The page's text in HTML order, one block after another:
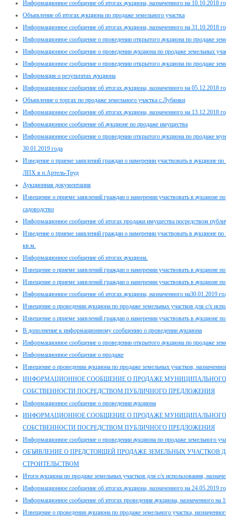
Информационное сообщение об итогах аукциона, назначенного на 10.10.2018
Объявление об итогах аукциона по продаже земельного участка
Информационное сообщение об итогах аукциона, назначенного на 31.10.2018
Информационное сообщение о проведении открытого аукциона по продаже
Информационное сообщение о проведении аукциона по продаже земельных
Информационное сообщение о проведении открытого аукциона по продаже
Информация о результатах аукциона
Информационное сообщение об итогах аукциона, назначенного на 05.12.2018
Объявление о торгах по продаже земельного участка с.Лубянки
Информационное сообщение об итогах аукциона, назначенного на 13.12.2018
Информационное сообщение об аукционе по продаже имущества
Информационное сообщение о проведении открытого аукциона по продаже
30.01.2019 года
Изведение о приеме заявлений граждан о намерении участвовать в аукционе
ЛПХ в п.Артель-Труд
Аукционная документация
Извещение о приеме заявлений граждан о намерении участвовать в аукционе
садоводство
Информационное сообщение об итогах продажи имущества посредством
Изведение о приеме заявлений граждан о намерении участвовать в аукционе
кв.м.
Информационное сообщение об итогах аукциона.
Извещение о приеме заявлений граждан о намерении участвовать в аукционе
Извещение о приеме заявлений граждан о намерении участвовать в аукционе
Информационное сообщение об итогах аукциона, назначенного на30.01.2019
Извещение о проведении аукциона по продаже земельных участков для с/х
Извещение о приеме заявлений граждан о намерении участвовать в аукционе
В дополнение к информационному сообщению о проведении аукциона
Информационное сообщение о проведении открытого аукциона по продаже
Информационное сообщение о продаже
Извещение о проведении аукциона по продаже земельных участков,
ИНФОРМАЦИОННОЕ СООБЩЕНИЕ О ПРОДАЖЕ
СОБСТВЕННОСТИ ПОСРЕДСТВОМ ПУБЛИЧНОГО ПРЕДЛОЖЕНИЯ
Информационное сообщение о проведении аукциона
ИНФОРМАЦИОННОЕ СООБЩЕНИЕ О ПРОДАЖЕ
СОБСТВЕННОСТИ ПОСРЕДСТВОМ ПУБЛИЧНОГО ПРЕДЛОЖЕНИЯ
Информационное сообщение о проведении аукциона по продаже земельного
ОБЪЯВЛЕНИЕ О ПРЕДСТОЯЩЕЙ ПРОДАЖЕ ЗЕМЕЛЬНЫХ УЧАСТКОВ
СТРОИТЕЛЬСТВОМ
Итоги аукциона по продаже земельных участков для с/х использования,
Информационное сообщение об итогах аукциона, назначенного на 24.05.2019
Информационное сообщение об итогах проведения аукциона, назначенного на
Извещение о проведении аукциона по продаже земельного участка,